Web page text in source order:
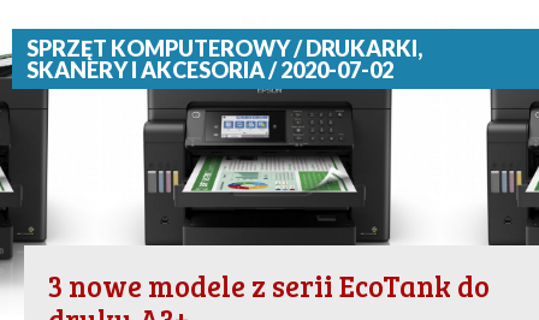
SPRZĘT KOMPUTEROWY / DRUKARKI,
SKANERY I AKCESORIA / 2020-07-02
3 nowe modele z serii EcoTank do